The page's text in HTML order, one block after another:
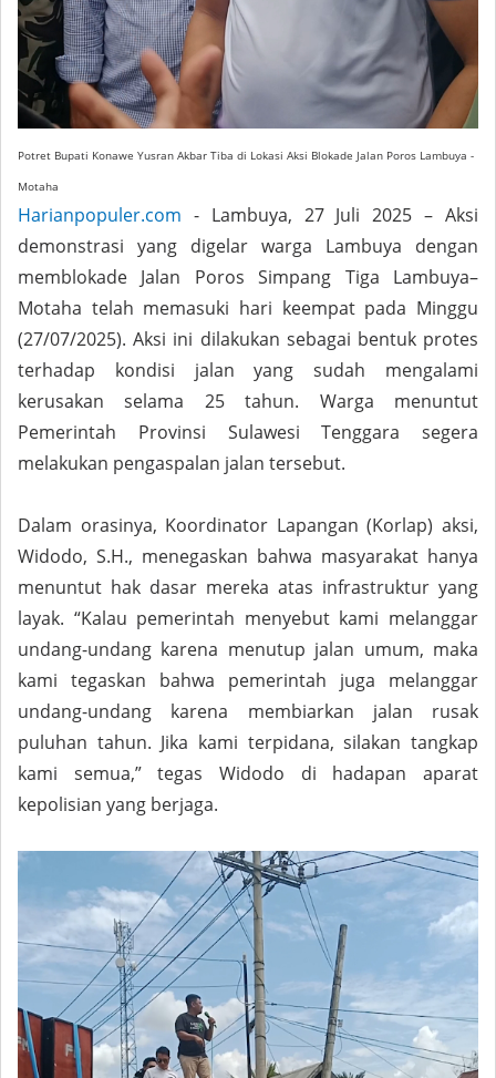
Potret Bupati Konawe Yusran Akbar Tiba di Lokasi Aksi Blokade Jalan Poros Lambuya -
Motaha
Harianpopuler.com - Lambuya, 27 Juli 2025 – Aksi
demonstrasi yang digelar warga Lambuya dengan
memblokade Jalan Poros Simpang Tiga Lambuya–
Motaha telah memasuki hari keempat pada Minggu
(27/07/2025). Aksi ini dilakukan sebagai bentuk protes
terhadap kondisi jalan yang sudah mengalami
kerusakan selama 25 tahun. Warga menuntut
Pemerintah Provinsi Sulawesi Tenggara segera
melakukan pengaspalan jalan tersebut.
Dalam orasinya, Koordinator Lapangan (Korlap) aksi,
Widodo, S.H., menegaskan bahwa masyarakat hanya
menuntut hak dasar mereka atas infrastruktur yang
layak. “Kalau pemerintah menyebut kami melanggar
undang-undang karena menutup jalan umum, maka
kami tegaskan bahwa pemerintah juga melanggar
undang-undang karena membiarkan jalan rusak
puluhan tahun. Jika kami terpidana, silakan tangkap
kami semua,” tegas Widodo di hadapan aparat
kepolisian yang berjaga.